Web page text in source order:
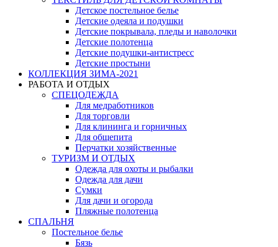
Детское постельное белье
Детские одеяла и подушки
Детские покрывала, пледы и наволочки
Детские полотенца
Детские подушки-антистресс
Детские простыни
КОЛЛЕКЦИЯ ЗИМА-2021
РАБОТА И ОТДЫХ
СПЕЦОДЕЖДА
Для медработников
Для торговли
Для клининга и горничных
Для общепита
Перчатки хозяйственные
ТУРИЗМ И ОТДЫХ
Одежда для охоты и рыбалки
Одежда для дачи
Сумки
Для дачи и огорода
Пляжные полотенца
СПАЛЬНЯ
Постельное белье
Бязь